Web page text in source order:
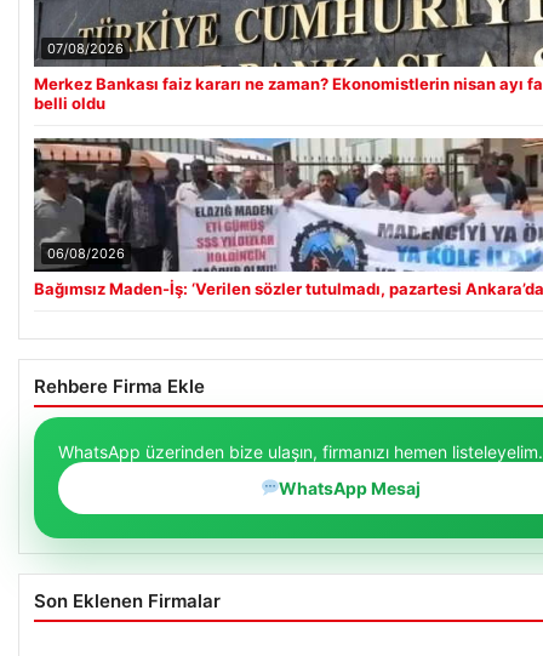
07/08/2026
Merkez Bankası faiz kararı ne zaman? Ekonomistlerin nisan ayı
belli oldu
06/08/2026
Bağımsız Maden-İş: ‘Verilen sözler tutulmadı, pazartesi
Rehbere Firma Ekle
WhatsApp üzerinden bize ulaşın, firmanızı hemen listeleyelim.
WhatsApp Mesaj
Son Eklenen Firmalar